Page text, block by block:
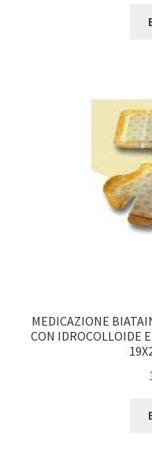
MEDICAZIONE
CON IDROCOLLOIDE